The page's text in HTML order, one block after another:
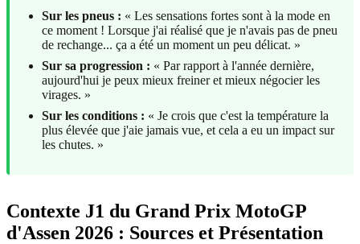
Sur les pneus : « Les sensations fortes sont à la mode en
ce moment ! Lorsque j'ai réalisé que je n'avais pas de pneu
de rechange... ça a été un moment un peu délicat. »
Sur sa progression : « Par rapport à l'année dernière,
aujourd'hui je peux mieux freiner et mieux négocier les
virages. »
Sur les conditions : « Je crois que c'est la température la
plus élevée que j'aie jamais vue, et cela a eu un impact sur
les chutes. »
Contexte J1 du Grand Prix MotoGP
d'Assen 2026 : Sources et Présentation